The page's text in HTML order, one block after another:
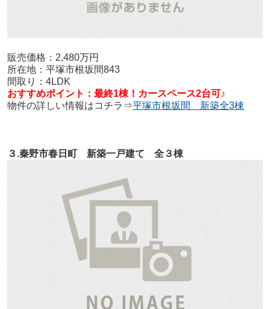
販売価格：2,480万円
所在地：平塚市根坂間843
間取り：4LDK
おすすめポイント：最終1棟！カースペース2台可♪
物件の詳しい情報はコチラ⇒平塚市根坂間 新築全3棟
３.秦野市春日町 新築一戸建て 全３棟